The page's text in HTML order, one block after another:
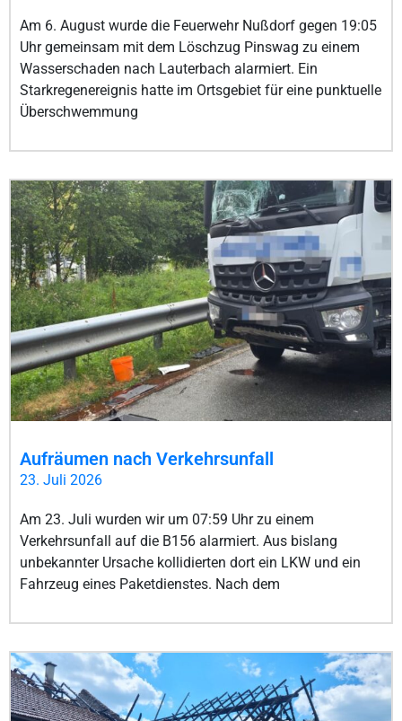
Am 6. August wurde die Feuerwehr Nußdorf gegen 19:05
Uhr gemeinsam mit dem Löschzug Pinswag zu einem
Wasserschaden nach Lauterbach alarmiert. Ein
Starkregenereignis hatte im Ortsgebiet für eine punktuelle
Überschwemmung
Aufräumen nach Verkehrsunfall
23. Juli 2026
Am 23. Juli wurden wir um 07:59 Uhr zu einem
Verkehrsunfall auf die B156 alarmiert. Aus bislang
unbekannter Ursache kollidierten dort ein LKW und ein
Fahrzeug eines Paketdienstes. Nach dem